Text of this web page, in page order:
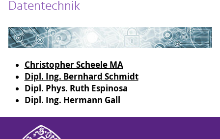
Datentechnik
Christopher Scheele MA
Dipl. Ing. Bernhard Schmidt
Dipl. Phys. Ruth Espinosa
Dipl. Ing. Hermann Gall